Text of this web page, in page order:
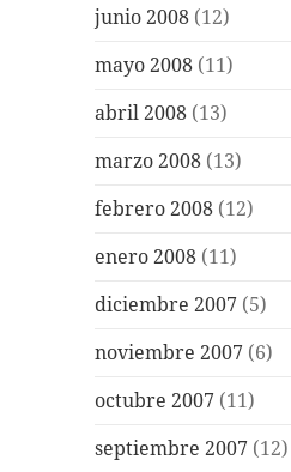
junio 2008 (12)
mayo 2008 (11)
abril 2008 (13)
marzo 2008 (13)
febrero 2008 (12)
enero 2008 (11)
diciembre 2007 (5)
noviembre 2007 (6)
octubre 2007 (11)
septiembre 2007 (12)